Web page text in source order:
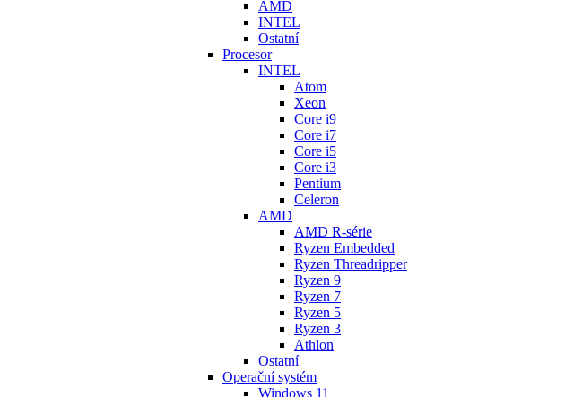
AMD
INTEL
Ostatní
Procesor
INTEL
Atom
Xeon
Core i9
Core i7
Core i5
Core i3
Pentium
Celeron
AMD
AMD R-série
Ryzen Embedded
Ryzen Threadripper
Ryzen 9
Ryzen 7
Ryzen 5
Ryzen 3
Athlon
Ostatní
Operační systém
Windows 11